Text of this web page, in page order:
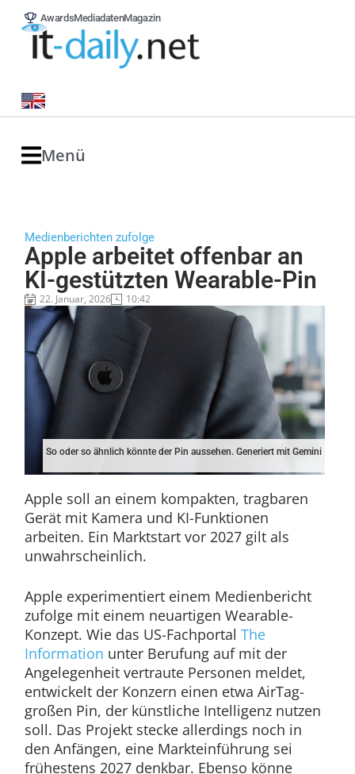
AwardsMediadatenMagazin
Menü
Medienberichten zufolge
Apple arbeitet offenbar an
KI-gestützten Wearable-Pin
22. Januar, 2026 10:42
So oder so ähnlich könnte der Pin aussehen. Generiert mit Gemini
Apple soll an einem kompakten, tragbaren
Gerät mit Kamera und KI-Funktionen
arbeiten. Ein Marktstart vor 2027 gilt als
unwahrscheinlich.
Apple experimentiert einem Medienbericht
zufolge mit einem neuartigen Wearable-
Konzept. Wie das US-Fachportal The
Information unter Berufung auf mit der
Angelegenheit vertraute Personen meldet,
entwickelt der Konzern einen etwa AirTag-
großen Pin, der künstliche Intelligenz nutzen
soll. Das Projekt stecke allerdings noch in
den Anfängen, eine Markteinführung sei
frühestens 2027 denkbar. Ebenso könne